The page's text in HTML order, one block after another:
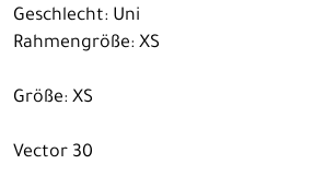
Geschlecht: Uni
Rahmengröße: XS
Größe: XS
Vector 30